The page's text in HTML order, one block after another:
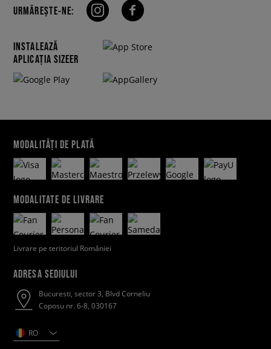
URMĂREȘTE-NE:
INSTALEAZĂ
APLICAȚIA SIZEER
MODALITĂȚI DE PLATĂ
MODALITATE DE LIVRARE
Livrare pe teritoriul României
ADRESA SEDIULUI
Bucuresti, sector 3, Blvd Corneliu
Coposu nr. 6-8, 030167
RO